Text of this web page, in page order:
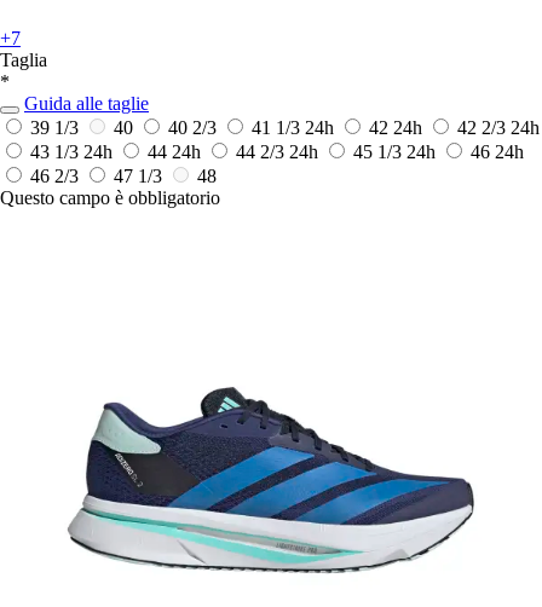
+7
Taglia
*
Guida alle taglie
39 1/3
40 40 2/3 41 1/3 24h 42 24h 42 2/3 24h
43 1/3 24h 44 24h 44 2/3 24h 45 1/3 24h 46 24h
46 2/3
47 1/3
48
Questo campo è obbligatorio